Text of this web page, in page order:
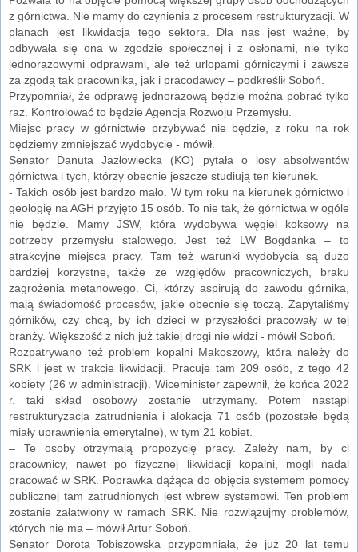
z górnictwa. Nie mamy do czynienia z procesem restrukturyzacji. W
planach jest likwidacja tego sektora. Dla nas jest ważne, by
odbywała się ona w zgodzie społecznej i z osłonami, nie tylko
jednorazowymi odprawami, ale też urlopami górniczymi i zawsze
za zgodą tak pracownika, jak i pracodawcy – podkreślił Soboń.
Przypomniał, że odprawę jednorazową będzie można pobrać tylko
raz. Kontrolować to będzie Agencja Rozwoju Przemysłu.
Miejsc pracy w górnictwie przybywać nie będzie, z roku na rok
będziemy zmniejszać wydobycie - mówił.
Senator Danuta Jazłowiecka (KO) pytała o losy absolwentów
górnictwa i tych, którzy obecnie jeszcze studiują ten kierunek.
- Takich osób jest bardzo mało. W tym roku na kierunek górnictwo i
geologię na AGH przyjęto 15 osób. To nie tak, że górnictwa w ogóle
nie będzie. Mamy JSW, która wydobywa węgiel koksowy na
potrzeby przemysłu stalowego. Jest też LW Bogdanka – to
atrakcyjne miejsca pracy. Tam też warunki wydobycia są dużo
bardziej korzystne, także ze względów pracowniczych, braku
zagrożenia metanowego. Ci, którzy aspirują do zawodu górnika,
mają świadomość procesów, jakie obecnie się toczą. Zapytaliśmy
górników, czy chcą, by ich dzieci w przyszłości pracowały w tej
branży. Większość z nich już takiej drogi nie widzi - mówił Soboń.
Rozpatrywano też problem kopalni Makoszowy, która należy do
SRK i jest w trakcie likwidacji. Pracuje tam 209 osób, z tego 42
kobiety (26 w administracji). Wiceminister zapewnił, że końca 2022
r. taki skład osobowy zostanie utrzymany. Potem nastąpi
restrukturyzacja zatrudnienia i alokacja 71 osób (pozostałe będą
miały uprawnienia emerytalne), w tym 21 kobiet.
– Te osoby otrzymają propozycję pracy. Zależy nam, by ci
pracownicy, nawet po fizycznej likwidacji kopalni, mogli nadal
pracować w SRK. Poprawka dążąca do objęcia systemem pomocy
publicznej tam zatrudnionych jest wbrew systemowi. Ten problem
zostanie załatwiony w ramach SRK. Nie rozwiązujmy problemów,
których nie ma – mówił Artur Soboń.
Senator Dorota Tobiszowska przypomniała, że już 20 lat temu